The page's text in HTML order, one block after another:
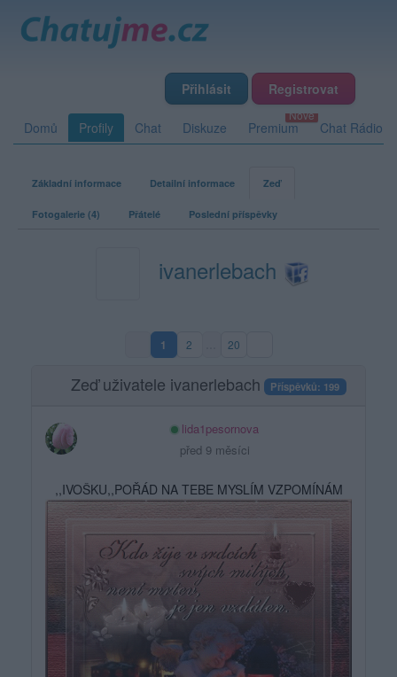
Přihlásit Registrovat
Domů Profily Chat Diskuze Premium Chat Rádio
Základní informace Detailní informace Zeď
Fotogalerie (4) Přátelé Poslední příspěvky
ivanerlebach
1(aktuální strana)
2 20
Zeď uživatele ivanerlebach Příspěvků: 199
lida1pesornova
před 9 měsíci
,,IVOŠKU,,POŘÁD NA TEBE MYSLÍM VZPOMÍNÁM